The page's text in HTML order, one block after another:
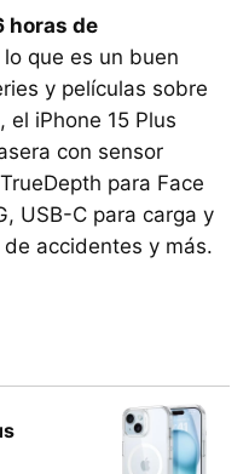
horas de
lo que es un buen
y películas sobre
, el iPhone 15 Plus
con sensor
para Face
USB-C para carga y
accidentes y más.